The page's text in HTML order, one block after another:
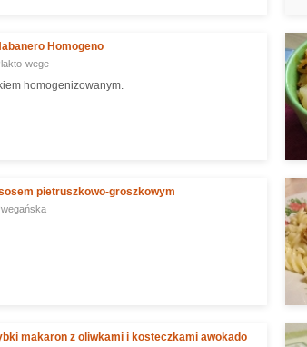
Homogeno
lakto-wege
homogenizowanym.
pietruszkowo-groszkowym
wegańska
makaron z oliwkami i kosteczkami awokado